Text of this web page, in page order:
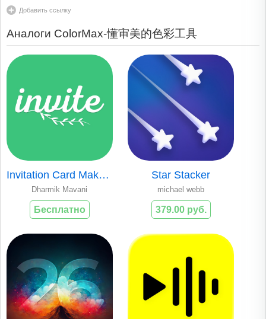
Добавить ссылку
Аналоги ColorMax-懂审美的色彩工具
Invitation Card Maker-Greeting
Dharmik Mavani
Бесплатно
Star Stacker
michael webb
379.00 руб.